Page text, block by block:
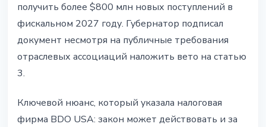
получить более $800 млн новых поступлений в
фискальном 2027 году. Губернатор подписал
документ несмотря на публичные требования
отраслевых ассоциаций наложить вето на статью
3.
Ключевой нюанс, который указала налоговая
фирма BDO USA: закон может действовать и за